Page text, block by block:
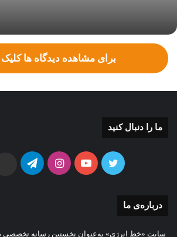
یکی از این اقدامات می‌تواند توسعه نقطه‌ای
برای مشاهده دیدگاه ها کلیک
ما را دنبال کنید
توییتر یوتیوباینستاگرامتلگرام
درباره‌ی ما
سایت «خط انرژی» به‌عنوان نخستین رسانه تخصصی